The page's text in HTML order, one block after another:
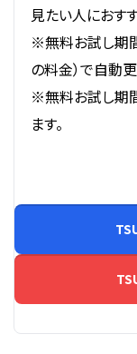
見たい人におす
※無料お試し期
の料金）で自動
※無料お試し期
ます。